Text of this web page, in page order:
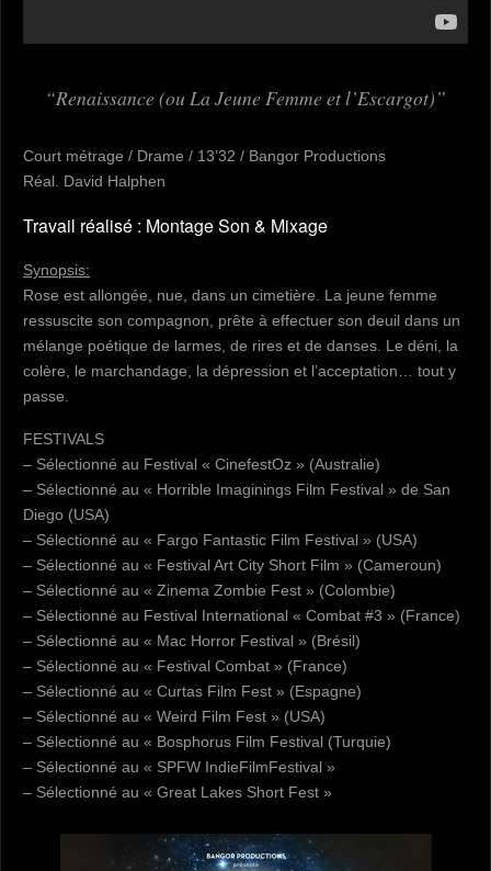
Renaissance (ou La Jeune Femme et l’Escargot)
Court métrage / Drame / 13’32 / Bangor Productions
Réal. David Halphen
Travail réalisé : Montage Son & Mixage
Synopsis:
Rose est allongée, nue, dans un cimetière. La jeune femme
ressuscite son compagnon, prête à effectuer son deuil dans un
mélange poétique de larmes, de rires et de danses. Le déni, la
colère, le marchandage, la dépression et l’acceptation… tout y
passe.
FESTIVALS
– Sélectionné au Festival « CinefestOz » (Australie)
– Sélectionné au « Horrible Imaginings Film Festival » de San
Diego (USA)
– Sélectionné au « Fargo Fantastic Film Festival » (USA)
– Sélectionné au « Festival Art City Short Film » (Cameroun)
– Sélectionné au « Zinema Zombie Fest » (Colombie)
– Sélectionné au Festival International « Combat #3 » (France)
– Sélectionné au « Mac Horror Festival » (Brésil)
– Sélectionné au « Festival Combat » (France)
– Sélectionné au « Curtas Film Fest » (Espagne)
– Sélectionné au « Weird Film Fest » (USA)
– Sélectionné au « Bosphorus Film Festival (Turquie)
– Sélectionné au « SPFW IndieFilmFestival »
– Sélectionné au « Great Lakes Short Fest »